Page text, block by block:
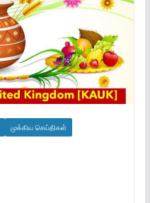
முக்கிய செய்திகள்